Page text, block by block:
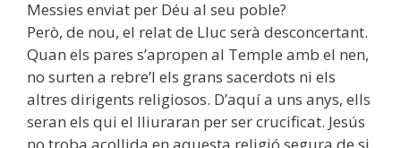
Messies enviat per Déu al seu poble?
Però, de nou, el relat de Lluc serà desconcertant.
Quan els pares s’apropen al Temple amb el nen,
no surten a rebre’l els grans sacerdots ni els
altres dirigents religiosos. D’aquí a uns anys, ells
seran els qui el lliuraran per ser crucificat. Jesús
no troba acollida en aquesta religió segura de si